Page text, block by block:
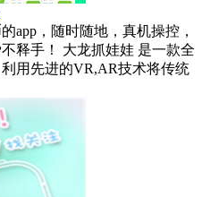
app，随时随地，真机操控，
释手！ 大龙抓娃娃 是一款全
用先进的VR,AR技术将传统